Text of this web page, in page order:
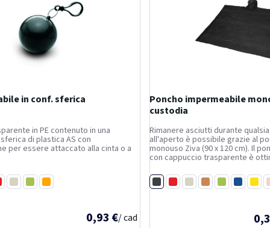
in conf. sferica
in PE contenuto in una
di plastica AS con
per essere attaccato alla cinta o a
BiancoLimeArancio
0,93 €/ cad
Poncho impermeabile
custodia
Rimanere asciutti durante
all'aperto è possibile grazie al
monouso Ziva (90 x 120 cm). Il
con cappuccio trasparente è
travolti da un temporale durante
all'aperto. Il poncho da...
NeroRossoBiancoArancione
LimeBlu royal
Giallo